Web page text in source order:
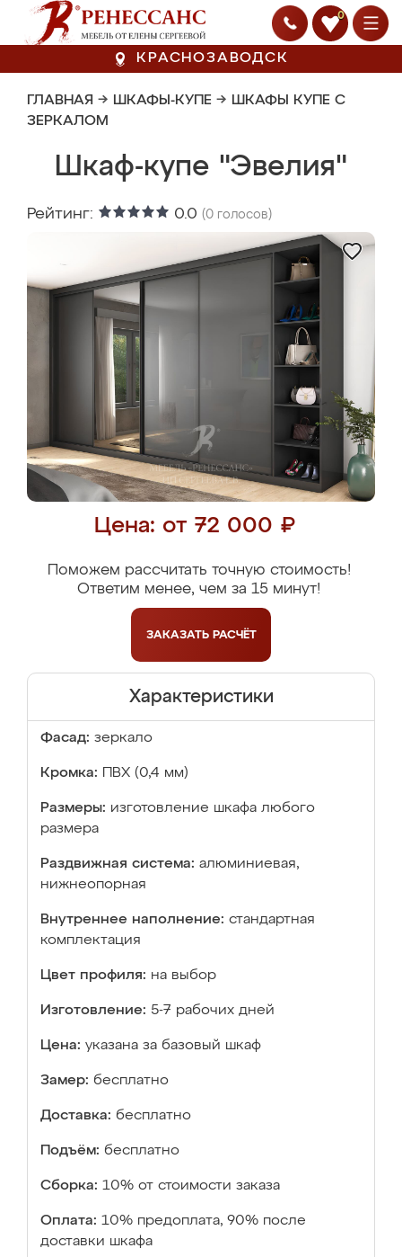
0
КРАСНОЗАВОДСК
ГЛАВНАЯ → ШКАФЫ-КУПЕ → ШКАФЫ КУПЕ С
ЗЕРКАЛОМ
Шкаф-купе "Эвелия"
Рейтинг: 0.0 (0 голосов)
Цена: от 72 000 ₽
Поможем рассчитать точную стоимость!
Ответим менее, чем за 15 минут!
ЗАКАЗАТЬ РАСЧЁТ
Характеристики
Фасад: зеркало
Кромка: ПВХ (0,4 мм)
Размеры: изготовление шкафа любого
размера
Раздвижная система: алюминиевая,
нижнеопорная
Внутреннее наполнение: стандартная
комплектация
Цвет профиля: на выбор
Изготовление: 5-7 рабочих дней
Цена: указана за базовый шкаф
Замер: бесплатно
Доставка: бесплатно
Подъём: бесплатно
Сборка: 10% от стоимости заказа
Оплата: 10% предоплата, 90% после
доставки шкафа